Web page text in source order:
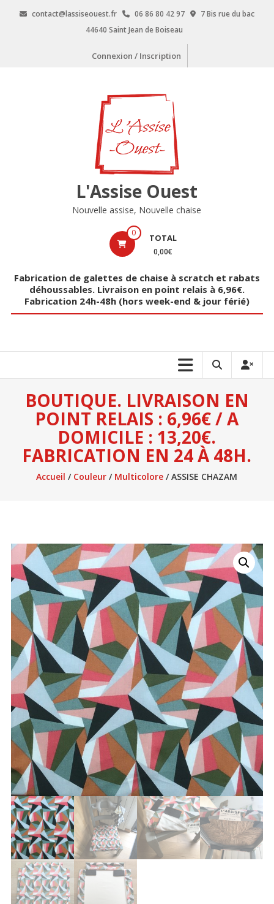
contact@lassiseouest.fr 06 86 80 42 97
7 Bis rue du bac
44640 Saint Jean de Boiseau
Connexion / Inscription
L'Assise Ouest
Nouvelle assise, Nouvelle chaise
0 TOTAL
0,00€
Fabrication de galettes de chaise à scratch et rabats
déhoussables. Livraison en point relais à 6,96€.
Fabrication 24h-48h (hors week-end & jour férié)
BOUTIQUE. LIVRAISON EN
POINT RELAIS : 6,96€ / A
DOMICILE : 13,20€.
FABRICATION EN 24 À 48H.
Accueil / Couleur / Multicolore / ASSISE CHAZAM